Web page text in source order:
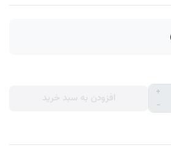
-
+ افزودن به سبد خرید